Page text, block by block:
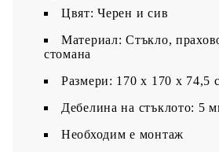
Цвят: Черен и сив
Материал: Стъкло,
стомана
Размери: 170 x 170 x
Дебелина на стъклото: 5
Необходим е монтаж